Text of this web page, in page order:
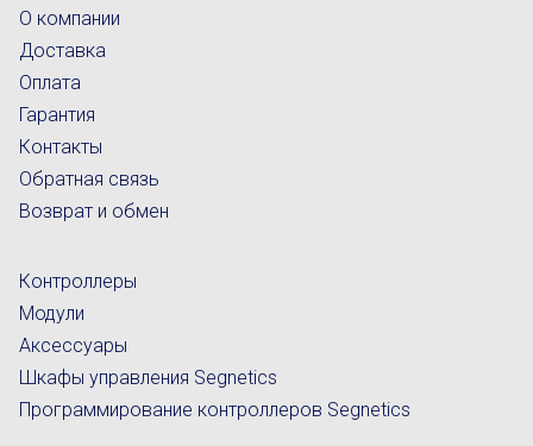
О компании
Доставка
Оплата
Гарантия
Контакты
Обратная связь
Возврат и обмен
Контроллеры
Модули
Аксессуары
Шкафы управления Segnetics
Программирование контроллеров Segnetics